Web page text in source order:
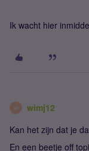
Ik wacht hier
W wimj12
Kan het zijn dat je
En een beetje off